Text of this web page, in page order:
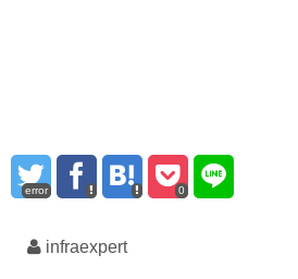
error 0
infraexpert